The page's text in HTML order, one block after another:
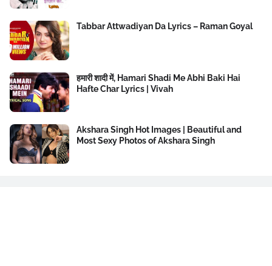
Tabbar Attwadiyan Da Lyrics – Raman Goyal
हमारी शादी में, Hamari Shadi Me Abhi Baki Hai
Hafte Char Lyrics | Vivah
Akshara Singh Hot Images | Beautiful and
Most Sexy Photos of Akshara Singh